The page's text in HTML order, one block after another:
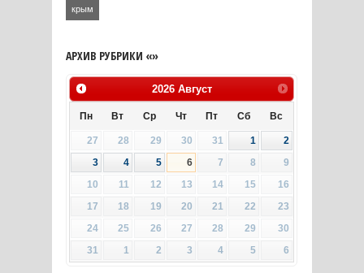
крым
АРХИВ РУБРИКИ «»
2026 Август
Пн Вт Ср Чт Пт Сб Вс
27 28 29 30 31 1
2
3
4 5 6 7 8
9
10
11 12 13 14 15
16
17
18 19 20 21 22
23
24
25 26 27 28 29
30
31
1 2 3 4 5 6